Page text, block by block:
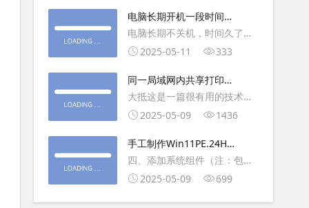
大利
操作虚拟主机，鼠标会非常
钝，这是因为虚拟机没有鼠标
驱动，通过安装vmwaretool后
就可以解决此问
电脑长期开机一段时间就
卡顿怎么处理
电脑长期不关机，时间久了就
会一直卡，CPU和内存都没占
久，打开任务管理器5秒钟。一
般重启下电脑就可以了或重启
下资源管理器(explorer.exe进
程).
2025-05-11 333
同一局域网内共享打印机
的连接及相关问题解决方
法
大抵这是一篇很有用的技术教
程文章吧！涉及的内容普遍而
不自觉地点赞收藏吧~包含内容
有：共享前的准备工作在设置
打印机共享之前，你得先确保
两台电脑
2025-05-09 1436
手工制作Win11PE.24H2
LTSC2024详细教程2
四、添加系统组件（注：包含
DWM、BitLocker解锁、MMC
2025-05-09 699